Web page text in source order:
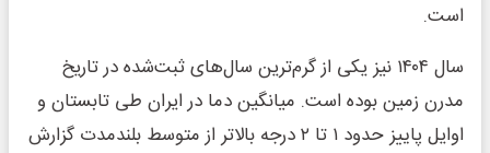
است.
سال ۱۴۰۴ نیز یکی از گرم‌ترین سال‌های ثبت‌شده در تاریخ
مدرن زمین بوده است. میانگین دما در ایران طی تابستان و
اوایل پاییز حدود ۱ تا ۲ درجه بالاتر از متوسط بلندمدت گزارش